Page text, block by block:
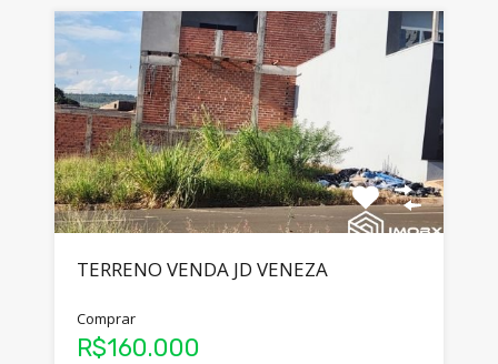
TERRENO VENDA JD VENEZA
Comprar
R$160.000